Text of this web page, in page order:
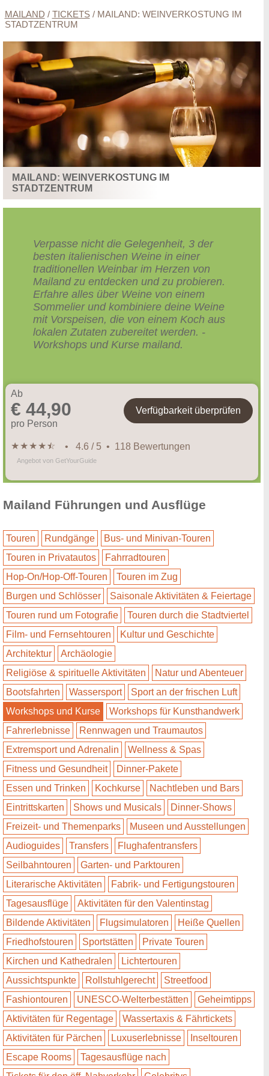
MAILAND / TICKETS/ MAILAND: WEINVERKOSTUNG IM
STADTZENTRUM
MAILAND: WEINVERKOSTUNG IM
STADTZENTRUM
Verpasse nicht die Gelegenheit, 3 der
besten italienischen Weine in einer
traditionellen Weinbar im Herzen von
Mailand zu entdecken und zu probieren.
Erfahre alles über Weine von einem
Sommelier und kombiniere deine Weine
mit Vorspeisen, die von einem Koch aus
lokalen Zutaten zubereitet werden. -
Workshops und Kurse mailand.
Ab
€ 44,90
pro Person
Verfügbarkeit überprüfen
★★★★★
☆ • 4.6 / 5 • 118 Bewertungen
Angebot von GetYourGuide
Mailand Führungen und Ausflüge
Touren Rundgänge
Bus- und Minivan-Touren
Touren in Privatautos
Fahrradtouren
Hop-On/Hop-Off-Touren
Touren im Zug
Burgen und Schlösser
Saisonale Aktivitäten & Feiertage
Touren rund um Fotografie
Touren durch die Stadtviertel
Film- und Fernsehtouren
Kultur und Geschichte
Architektur
Archäologie
Religiöse & spirituelle Aktivitäten
Natur und Abenteuer
Bootsfahrten
Wassersport
Sport an der frischen Luft
Workshops und Kurse
Workshops für Kunsthandwerk
Fahrerlebnisse
Rennwagen und Traumautos
Extremsport und Adrenalin
Wellness & Spas
Fitness und Gesundheit
Dinner-Pakete
Essen und Trinken
Kochkurse
Nachtleben und Bars
Eintrittskarten
Shows und Musicals
Dinner-Shows
Freizeit- und Themenparks
Museen und Ausstellungen
Audioguides
Transfers
Flughafentransfers
Seilbahntouren
Garten- und Parktouren
Literarische Aktivitäten
Fabrik- und Fertigungstouren
Tagesausflüge
Aktivitäten für den Valentinstag
Bildende Aktivitäten
Flugsimulatoren
Heiße Quellen
Friedhofstouren
Sportstätten
Private Touren
Kirchen und Kathedralen
Lichtertouren
Aussichtspunkte
Rollstuhlgerecht
Streetfood
Fashiontouren
UNESCO-Welterbestätten
Geheimtipps
Aktivitäten für Regentage
Wassertaxis & Fährtickets
Aktivitäten für Pärchen
Luxuserlebnisse
Inseltouren
Escape Rooms
Tagesausflüge nach